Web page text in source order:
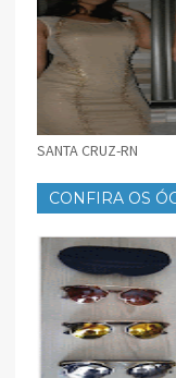
SANTA CRUZ-RN
CONFIRA OS